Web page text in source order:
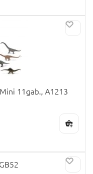
11gab., A1213